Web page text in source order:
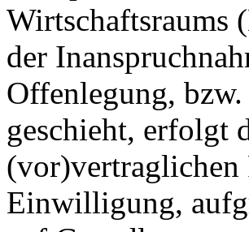
Wirtschaftsraums
der
Offenlegung,
geschieht, erfolgt
Einwilligung,